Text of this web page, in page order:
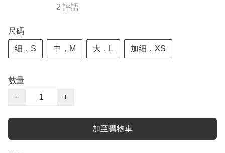
2 評語
尺碼
细，S 中，M 大，L 加细，XS
數量
−
+
加至購物車